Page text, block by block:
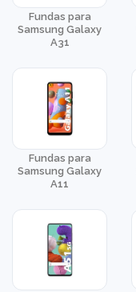
Fundas para
Samsung Galaxy
A31
Fundas para
Samsung Galaxy
A11